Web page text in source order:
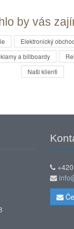
by vás
Elektronický
a billboardy
Naši klienti
+420